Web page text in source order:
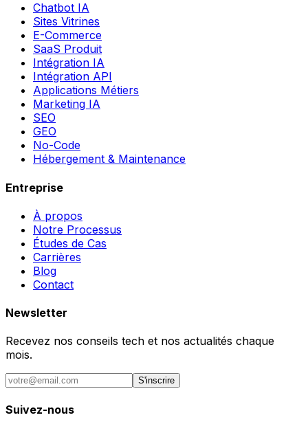
Chatbot IA
Sites Vitrines
E-Commerce
SaaS Produit
Intégration IA
Intégration API
Applications Métiers
Marketing IA
SEO
GEO
No-Code
Hébergement & Maintenance
Entreprise
À propos
Notre Processus
Études de Cas
Carrières
Blog
Contact
Newsletter
Recevez nos conseils tech et nos actualités chaque
mois.
S'inscrire
Suivez-nous